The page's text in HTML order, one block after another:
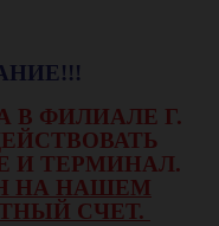
В ФИЛИАЛЕ Г.
И ТЕРМИНАЛ.
НА НАШЕМ
СЧЕТ.